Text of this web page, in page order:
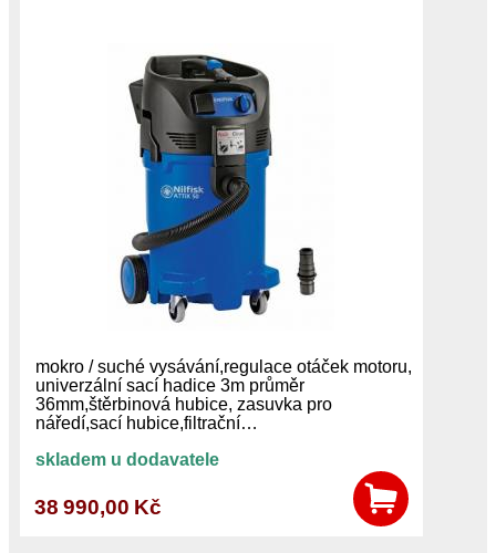
mokro / suché vysávání,regulace otáček motoru,
univerzální sací hadice 3m průměr
36mm,štěrbinová hubice, zasuvka pro
náředí,sací hubice,filtrační…
skladem u dodavatele
38 990,00 Kč